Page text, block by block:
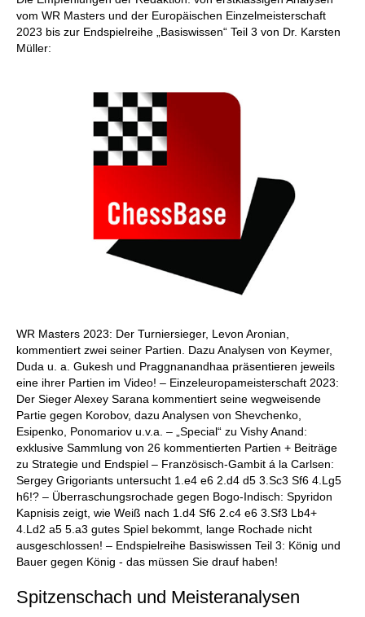
vom WR Masters und der Europäischen Einzelmeisterschaft
2023 bis zur Endspielreihe „Basiswissen“ Teil 3 von Dr. Karsten
Müller:
WR Masters 2023: Der Turniersieger, Levon Aronian,
kommentiert zwei seiner Partien. Dazu Analysen von Keymer,
Duda u. a. Gukesh und Praggnanandhaa präsentieren jeweils
eine ihrer Partien im Video! – Einzeleuropameisterschaft 2023:
Der Sieger Alexey Sarana kommentiert seine wegweisende
Partie gegen Korobov, dazu Analysen von Shevchenko,
Esipenko, Ponomariov u.v.a. – „Special“ zu Vishy Anand:
exklusive Sammlung von 26 kommentierten Partien + Beiträge
zu Strategie und Endspiel – Französisch-Gambit á la Carlsen:
Sergey Grigoriants untersucht 1.e4 e6 2.d4 d5 3.Sc3 Sf6 4.Lg5
h6!? – Überraschungsrochade gegen Bogo-Indisch: Spyridon
Kapnisis zeigt, wie Weiß nach 1.d4 Sf6 2.c4 e6 3.Sf3 Lb4+
4.Ld2 a5 5.a3 gutes Spiel bekommt, lange Rochade nicht
ausgeschlossen! – Endspielreihe Basiswissen Teil 3: König und
Bauer gegen König - das müssen Sie drauf haben!
Spitzenschach und Meisteranalysen